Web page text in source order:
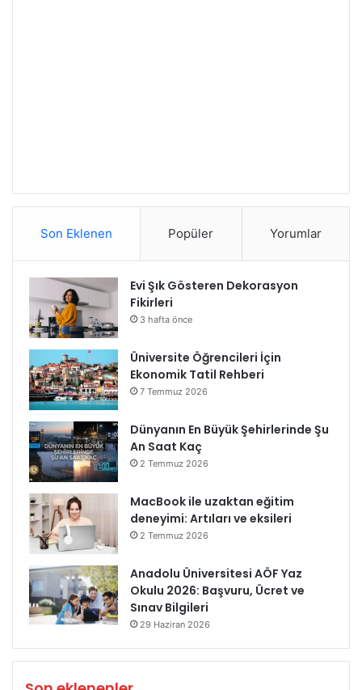
Son Eklenen Popüler Yorumlar
Evi Şık Gösteren Dekorasyon
Fikirleri
3 hafta önce
Üniversite Öğrencileri İçin
Ekonomik Tatil Rehberi
7 Temmuz 2026
Dünyanın En Büyük Şehirlerinde Şu
An Saat Kaç
2 Temmuz 2026
MacBook ile uzaktan eğitim
deneyimi: Artıları ve eksileri
2 Temmuz 2026
Anadolu Üniversitesi AÖF Yaz
Okulu 2026: Başvuru, Ücret ve
Sınav Bilgileri
29 Haziran 2026